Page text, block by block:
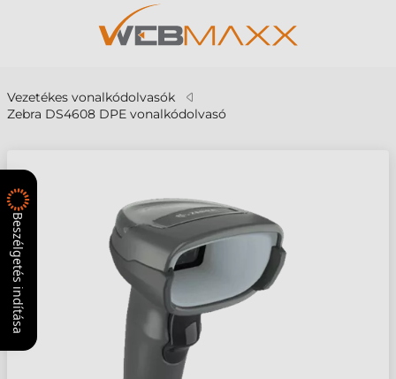
Vezetékes vonalkódolvasók
Zebra DS4608 DPE vonalkódolvasó
Beszélgetés indítása